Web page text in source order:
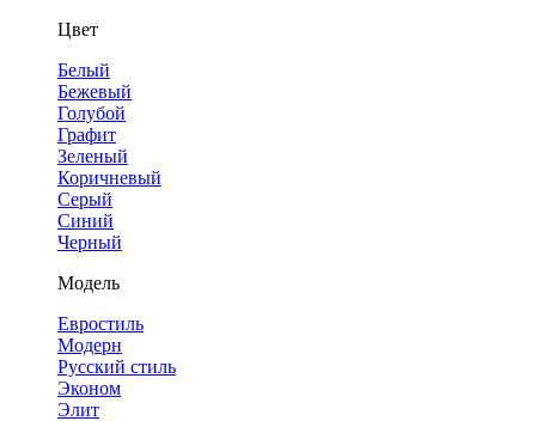
Цвет
Белый
Бежевый
Голубой
Графит
Зеленый
Коричневый
Серый
Синий
Черный
Модель
Евростиль
Модерн
Русский стиль
Эконом
Элит